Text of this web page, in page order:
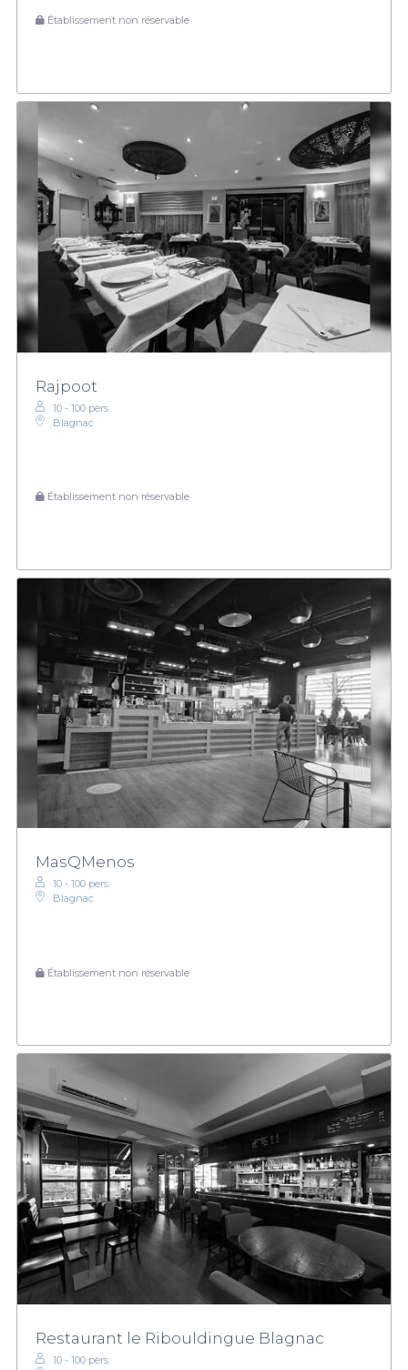
Établissement non réservable
Rajpoot
10 - 100 pers.
Blagnac
Établissement non réservable
MasQMenos
10 - 100 pers.
Blagnac
Établissement non réservable
Restaurant le Ribouldingue Blagnac
10 - 100 pers.